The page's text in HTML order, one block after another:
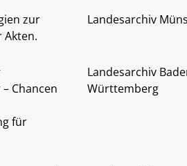
zur
Landesarchiv
Chancen
für
Landesarchiv
Württemberg